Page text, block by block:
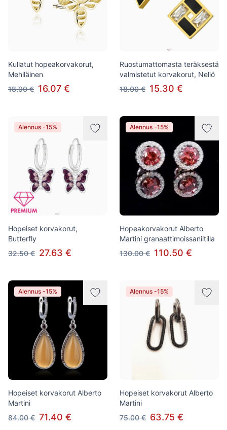
Kullatut hopeakorvakorut,
Mehiläinen
18.90 € 16.07 €
Ruostumattomasta teräksestä
valmistetut korvakorut, Neliö
18.00 € 15.30 €
Alennus -15%
Hopeiset korvakorut,
Butterfly
32.50 € 27.63 €
Alennus -15%
Hopeakorvakorut Alberto
Martini granaattimoissaniitilla
130.00 € 110.50 €
Alennus -15%
Hopeiset korvakorut Alberto
Martini
84.00 € 71.40 €
Alennus -15%
Hopeiset korvakorut Alberto
Martini
75.00 € 63.75 €